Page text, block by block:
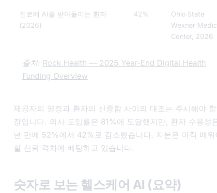
진료에 AI를 받아들이는 환자
(2026)
42%
Ohio State
Wexner
Center, 2026
출처: Rock Health — 2025 Year-End Digital Health
Funding Overview
제공자의 열정과 환자의 신중함 사이의 대조는 주시해야
장입니다. 의사 도입률은 81%에 도달했지만, 환자 수용성
년 만에 52%에서 42%로 감소했습니다. 자본은 아직 메워
할 신뢰 격차에 베팅하고 있습니다.
숫자로 보는 헬스케어 AI (요약)